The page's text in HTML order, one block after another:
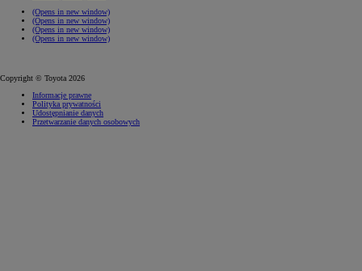
(Opens in new window)
(Opens in new window)
(Opens in new window)
(Opens in new window)
Copyright © Toyota 2026
Informacje prawne
Polityka prywatności
Udostępnianie danych
Przetwarzanie danych osobowych